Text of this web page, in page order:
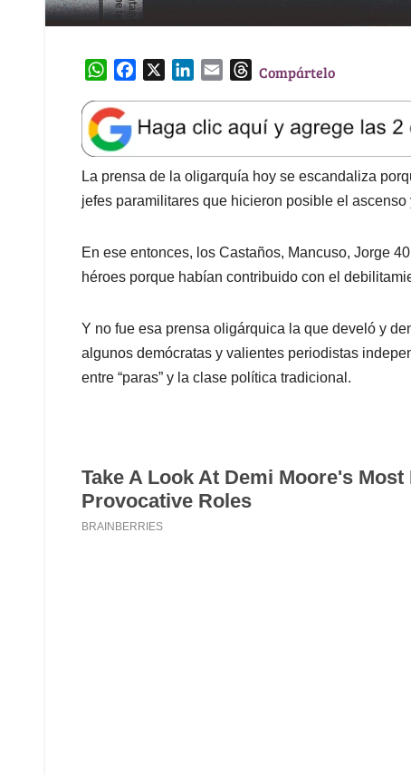
W
a
t
s
A
p
e
b
o
o
k
e
d
I
l
T
e
a
d
s
Compártelo
La prensa de la oligarquía hoy se escandaliza
jefes paramilitares que hicieron posible el
En ese entonces, los Castaños, Mancuso, Jorge
héroes porque habían contribuido con el
Y no fue esa prensa oligárquica la que develó y
algunos demócratas y valientes periodistas
entre “paras” y la clase política tradicional.